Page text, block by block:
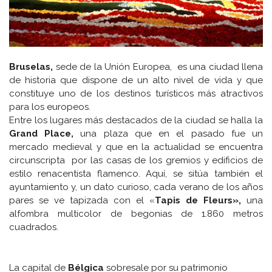
Bruselas, sede de la Unión Europea, es una ciudad llena
de historia que dispone de un alto nivel de vida y que
constituye uno de los destinos turísticos más atractivos
para los europeos.
Entre los lugares más destacados de la ciudad se halla la
Grand Place, una plaza que en el pasado fue un
mercado medieval y que en la actualidad se encuentra
circunscripta por las casas de los gremios y edificios de
estilo renacentista flamenco. Aquí, se sitúa también el
ayuntamiento y, un dato curioso, cada verano de los años
pares se ve tapizada con el «Tapis de Fleurs», una
alfombra multicolor de begonias de 1.860 metros
cuadrados.
La capital de Bélgica sobresale por su patrimonio